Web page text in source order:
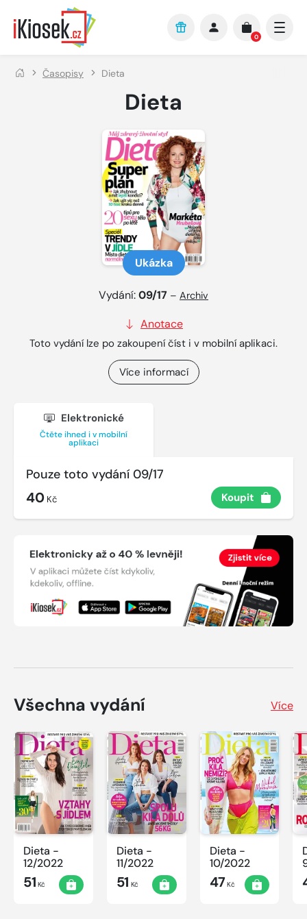
Přejít na hlavní obsah
0
Časopisy Dieta
Dieta
Ukázka
Vydání:09/17 – Archiv
Anotace
Toto vydání lze po zakoupení číst i v mobilní aplikaci.
Více informací
Elektronické
Čtěte ihned i v mobilní
aplikaci
Pouze toto vydání 09/17
40 Kč Koupit
Všechna vydání Více
Dieta -
12/2022
51 Kč
Dieta -
11/2022
51 Kč
Dieta -
10/2022
47Kč